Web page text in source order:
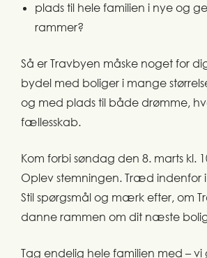
plads til hele familien i nye og
rammer?
Så er Travbyen måske noget for
bydel med boliger i mange
og med plads til både drømme,
fællesskab.
Kom forbi søndag den 8. marts kl.
Oplev stemningen. Træd indenfor
Stil spørgsmål og mærk efter, om
danne rammen om dit næste
Tag endelig hele familien med –